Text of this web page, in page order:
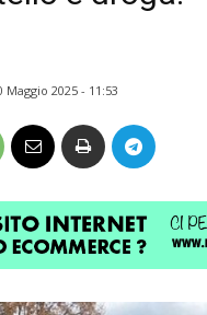
Maggio 2025 - 11:53